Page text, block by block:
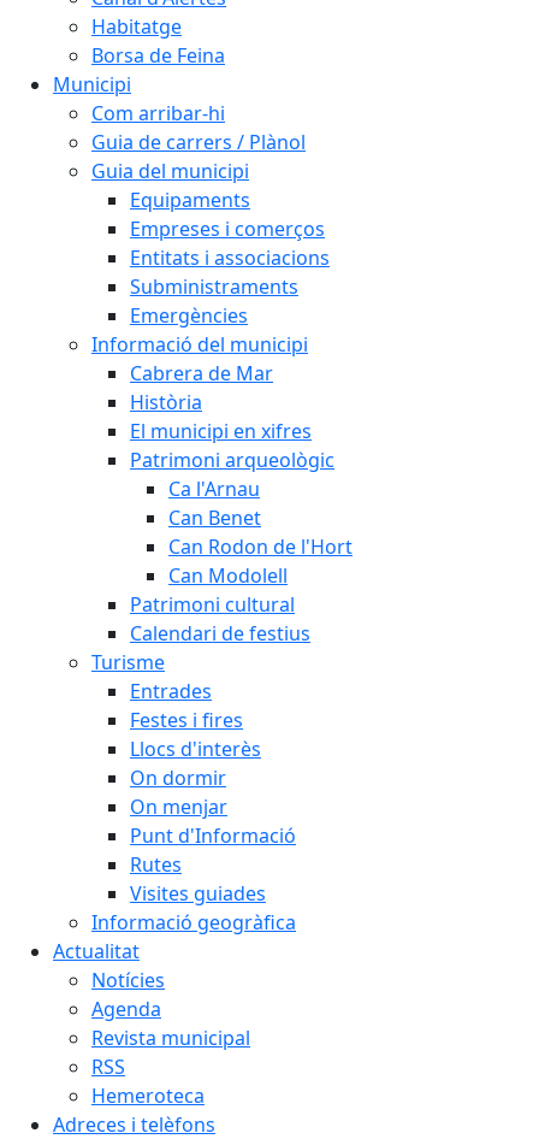
Habitatge
Borsa de Feina
Municipi
Com arribar-hi
Guia de carrers / Plànol
Guia del municipi
Equipaments
Empreses i comerços
Entitats i associacions
Subministraments
Emergències
Informació del municipi
Cabrera de Mar
Història
El municipi en xifres
Patrimoni arqueològic
Ca l'Arnau
Can Benet
Can Rodon de l'Hort
Can Modolell
Patrimoni cultural
Calendari de festius
Turisme
Entrades
Festes i fires
Llocs d'interès
On dormir
On menjar
Punt d'Informació
Rutes
Visites guiades
Informació geogràfica
Actualitat
Notícies
Agenda
Revista municipal
RSS
Hemeroteca
Adreces i telèfons